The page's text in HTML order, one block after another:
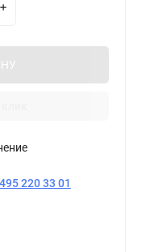
220 33 01